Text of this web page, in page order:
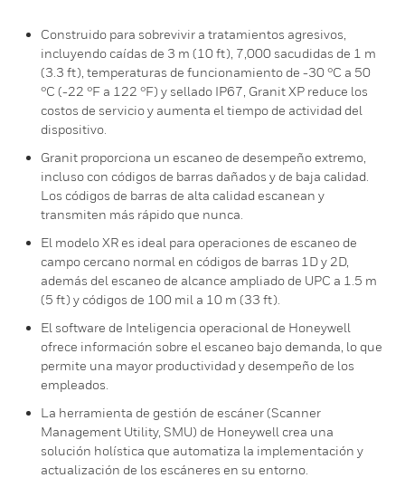
Construido para sobrevivir a tratamientos agresivos,
incluyendo caídas de 3 m (10 ft), 7,000 sacudidas de 1 m
(3.3 ft), temperaturas de funcionamiento de -30 °C a 50
°C (-22 °F a 122 °F) y sellado IP67, Granit XP reduce los
costos de servicio y aumenta el tiempo de actividad del
dispositivo.
Granit proporciona un escaneo de desempeño extremo,
incluso con códigos de barras dañados y de baja calidad.
Los códigos de barras de alta calidad escanean y
transmiten más rápido que nunca.
El modelo XR es ideal para operaciones de escaneo de
campo cercano normal en códigos de barras 1D y 2D,
además del escaneo de alcance ampliado de UPC a 1.5 m
(5 ft) y códigos de 100 mil a 10 m (33 ft).
El software de Inteligencia operacional de Honeywell
ofrece información sobre el escaneo bajo demanda, lo que
permite una mayor productividad y desempeño de los
empleados.
La herramienta de gestión de escáner (Scanner
Management Utility, SMU) de Honeywell crea una
solución holística que automatiza la implementación y
actualización de los escáneres en su entorno.